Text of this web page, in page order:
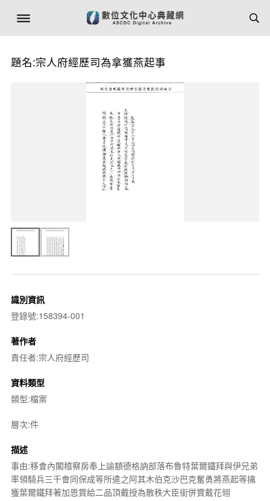
題名:宗人府經歷司為拿獲燕起事
識別資訊
登錄號:158394-001
著作者
責任者:宗人府經歷司
資料類型
類型:檔案
層次:件
描述
事由:移會內閣稽察房奉上諭額德格訥部落布魯特葉爾鐵拜與伊兄弟
率領騎兵三千會同保成等所遣之阿其木伯克沙巴克奮勇將燕起等擒
獲葉爾鐵拜著加恩賞給二品頂戴授為散秩大臣銜併賞戴花翎